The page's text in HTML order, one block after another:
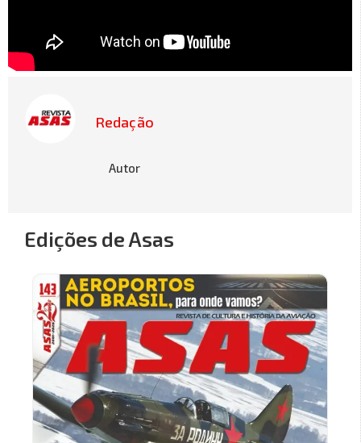
Redação
Autor
Edições de Asas